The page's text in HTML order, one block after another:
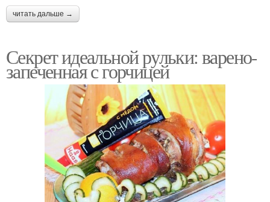
читать дальше →
Секрет идеальной рульки: варено-
запеченная с горчицей